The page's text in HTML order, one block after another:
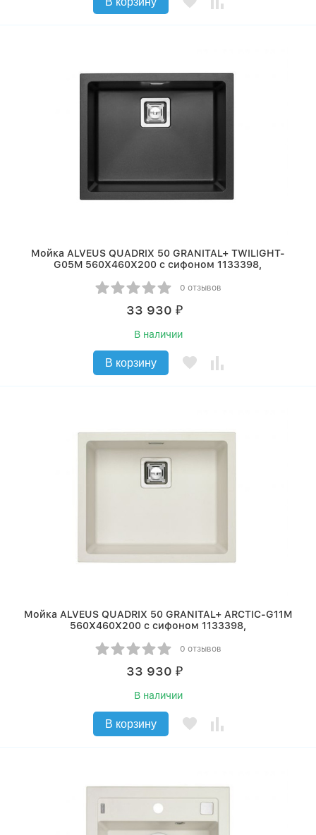
Мойка ALVEUS QUADRIX 50 GRANITAL+ TWILIGHT-
G05M 560X460X200 с сифоном 1133398,
0 отзывов
33 930 ₽
В наличии
В корзину
Мойка ALVEUS QUADRIX 50 GRANITAL+ ARCTIC-G11M
560X460X200 с сифоном 1133398,
0 отзывов
33 930 ₽
В наличии
В корзину